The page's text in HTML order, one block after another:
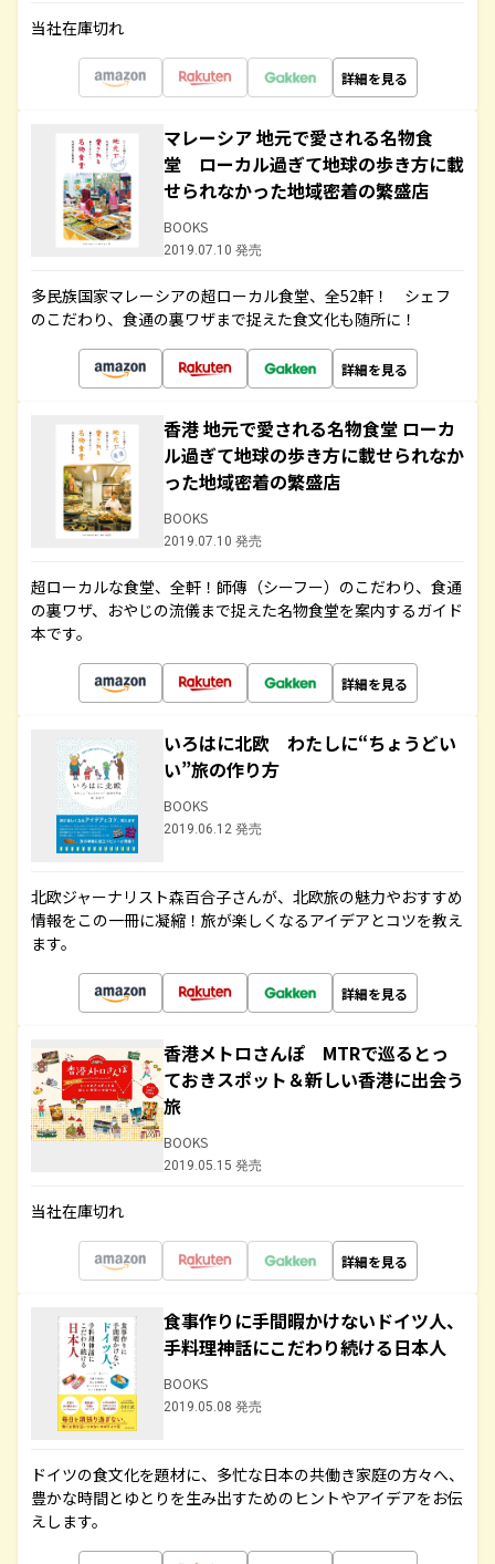
当社在庫切れ
詳細を見る
マレーシア 地元で愛される名物食
堂 ローカル過ぎて地球の歩き方に載
せられなかった地域密着の繁盛店
BOOKS
2019.07.10 発売
多民族国家マレーシアの超ローカル食堂、全52軒！ シェフ
のこだわり、食通の裏ワザまで捉えた食文化も随所に！
詳細を見る
香港 地元で愛される名物食堂 ローカ
ル過ぎて地球の歩き方に載せられなか
った地域密着の繁盛店
BOOKS
2019.07.10 発売
超ローカルな食堂、全軒！師傳（シーフー）のこだわり、食通
の裏ワザ、おやじの流儀まで捉えた名物食堂を案内するガイド
本です。
詳細を見る
いろはに北欧 わたしに“ちょうどい
い”旅の作り方
BOOKS
2019.06.12 発売
北欧ジャーナリスト森百合子さんが、北欧旅の魅力やおすすめ
情報をこの一冊に凝縮！旅が楽しくなるアイデアとコツを教え
ます。
詳細を見る
香港メトロさんぽ MTRで巡るとっ
ておきスポット＆新しい香港に出会う
旅
BOOKS
2019.05.15 発売
当社在庫切れ
詳細を見る
食事作りに手間暇かけないドイツ人、
手料理神話にこだわり続ける日本人
BOOKS
2019.05.08 発売
ドイツの食文化を題材に、多忙な日本の共働き家庭の方々へ、
豊かな時間とゆとりを生み出すためのヒントやアイデアをお伝
えします。